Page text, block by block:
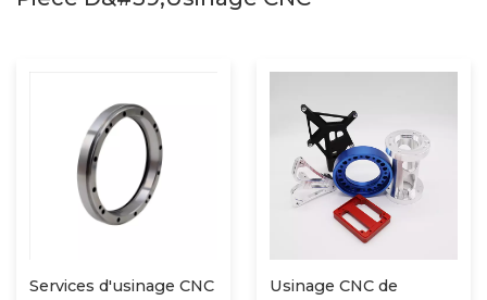
Services d'usinage CNC
Usinage CNC de